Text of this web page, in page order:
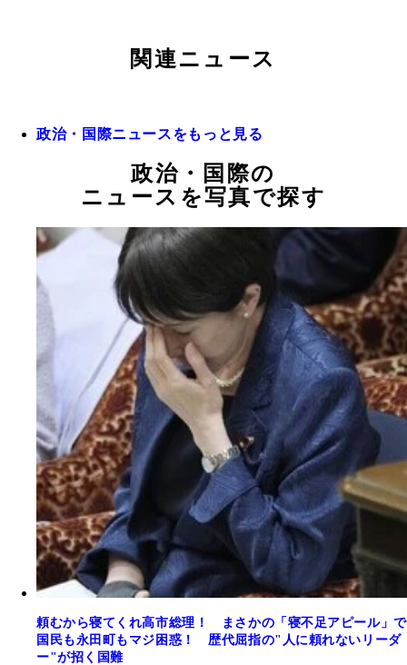
関連ニュース
政治・国際ニュースをもっと見る
政治・国際の
ニュースを写真で探す
頼むから寝てくれ高市総理！ まさかの「寝不足アピール」で
国民も永田町もマジ困惑！ 歴代屈指の"人に頼れないリーダ
ー"が招く国難